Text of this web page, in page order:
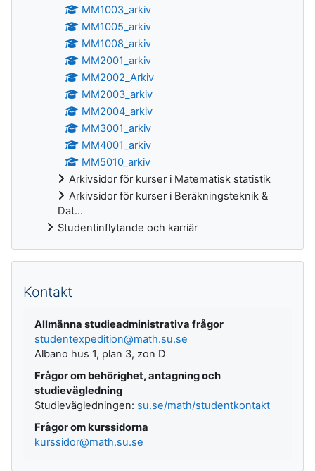
MM1003_arkiv
MM1005_arkiv
MM1008_arkiv
MM2001_arkiv
MM2002_Arkiv
MM2003_arkiv
MM2004_arkiv
MM3001_arkiv
MM4001_arkiv
MM5010_arkiv
Arkivsidor för kurser i Matematisk statistik
Arkivsidor för kurser i Beräkningsteknik &
Dat...
Studentinflytande och karriär
Kontakt
Allmänna studieadministrativa frågor
studentexpedition@math.su.se
Albano hus 1, plan 3, zon D
Frågor om behörighet, antagning och
studievägledning
Studievägledningen: su.se/math/studentkontakt
Frågor om kurssidorna
kurssidor@math.su.se